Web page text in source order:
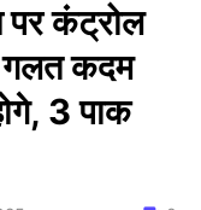
पर कंट्रोल
गलत कदम
3 पाक